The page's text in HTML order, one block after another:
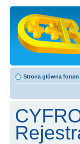
Strona główna forum